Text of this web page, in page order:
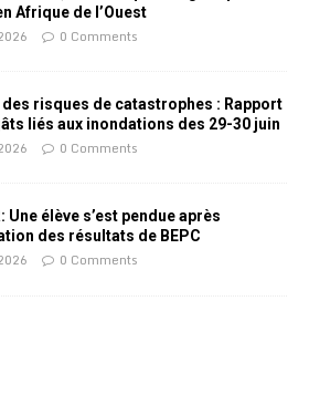
Afrique de l’Ouest
0 Comments
des risques de catastrophes : Rapport
liés aux inondations des 29-30 juin
0 Comments
Une élève s’est pendue après
des résultats de BEPC
0 Comments